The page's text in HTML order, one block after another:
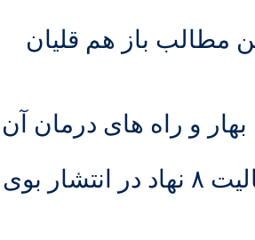
مطالب باز هم قلیان
بهار و راه های درمان آن
منتفی‌بودن فعالیت ۸ نهاد در انتشار بوی